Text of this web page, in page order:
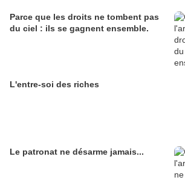
Parce que les droits ne tombent pas
du ciel : ils se gagnent ensemble.
L'entre-soi des riches
Le patronat ne désarme jamais...